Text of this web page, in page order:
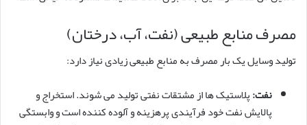
مصرف منابع طبیعی (نفت، آب، درختان)
تولید وسایل یک بار مصرف به منابع طبیعی زیادی نیاز دارد:
نفت:پلاستیک ها از مشتقات نفتی تولید می شوند. استخراج و
پالایش نفت خود فرآیندی پرهزینه و آلوده کننده است و وابستگی